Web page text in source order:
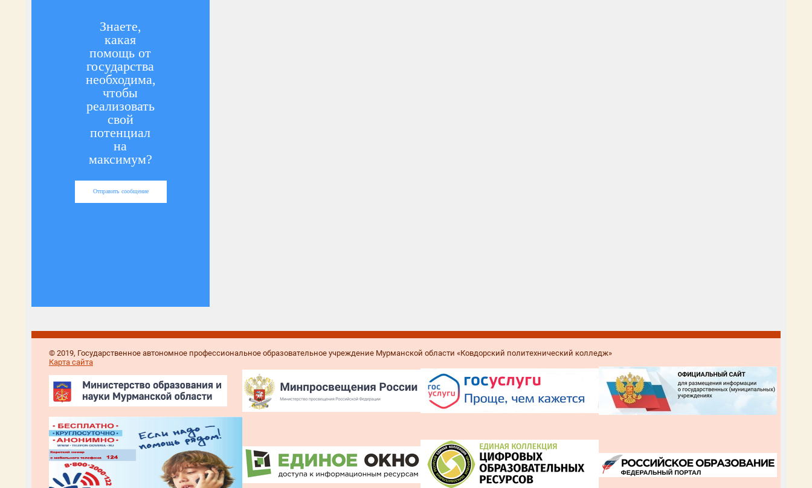
Знаете,
какая
помощь от
государства
необходима,
чтобы
реализовать
свой
потенциал
на
максимум?
Отправить сообщение
© 2019, Государственное автономное профессиональное образовательное учреждение Мурманской области «Ковдорский политехнический колледж»
Карта сайта